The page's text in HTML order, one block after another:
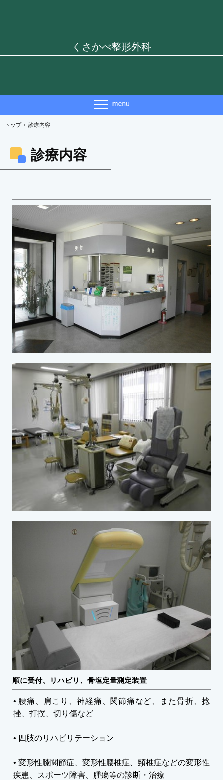
くさかべ整形外科
トップ › 診療内容
診療内容
順に受付、リハビリ、骨塩定量測定装置
• 腰痛、肩こり、神経痛、関節痛など、また骨折、捻
挫、打撲、切り傷など
• 四肢のリハビリテーション
• 変形性膝関節症、変形性腰椎症、頸椎症などの変形性
疾患、スポーツ障害、腫瘍等の診断・治療